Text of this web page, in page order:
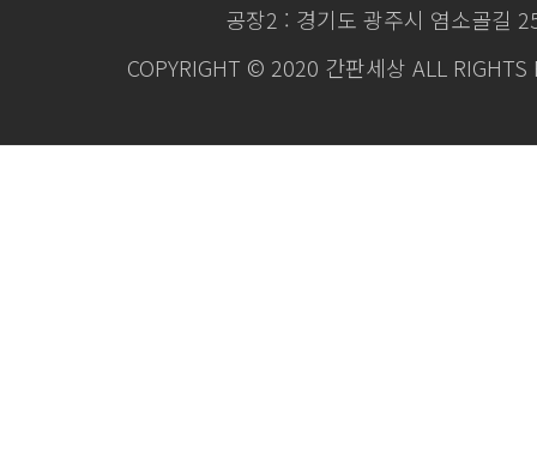
공장2 : 경기도 광주시 염소골길
COPYRIGHT © 2020 간판세상 ALL RIGHTS